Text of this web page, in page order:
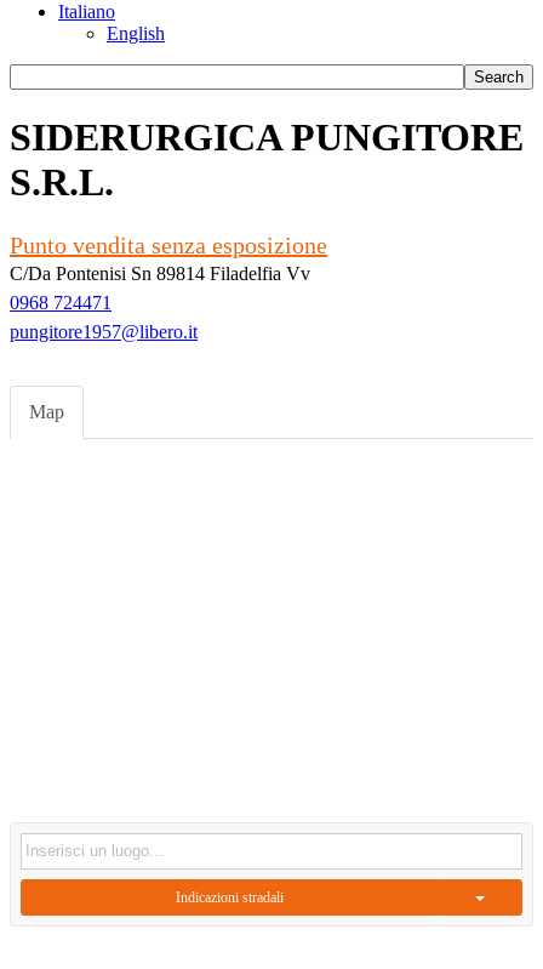
Italiano
English
SIDERURGICA PUNGITORE
S.R.L.
Punto vendita senza esposizione
C/Da Pontenisi Sn 89814 Filadelfia Vv
0968 724471
pungitore1957@libero.it
Map
Indicazioni stradali